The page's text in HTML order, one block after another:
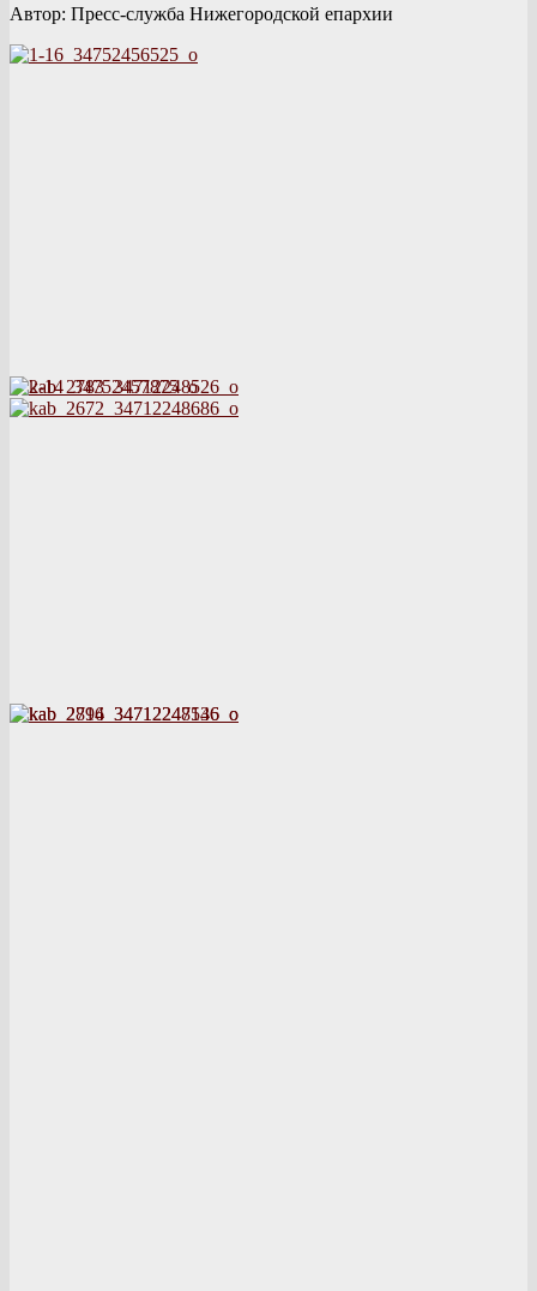
Автор: Пресс-служба Нижегородской епархии